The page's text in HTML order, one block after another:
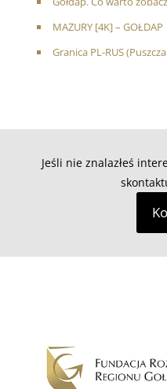
MAZURY [4K] – GOŁDAP
Granica PL-RUS
Jeśli nie znalazłeś